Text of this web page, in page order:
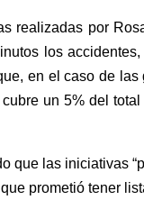
realizadas por
los
en el caso de
un 5% del
que las iniciativas
prometió tener